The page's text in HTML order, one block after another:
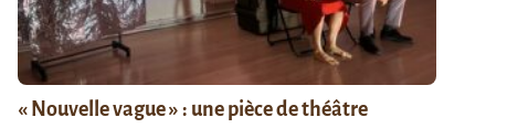
« Nouvelle vague » : une pièce de théâtre